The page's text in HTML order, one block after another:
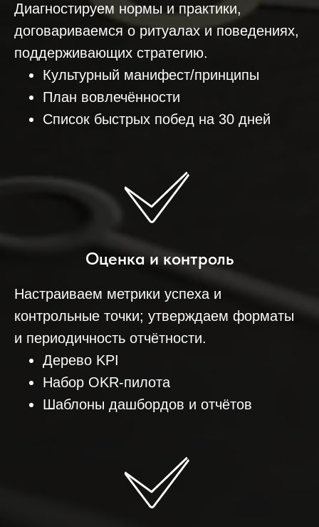
Диагностируем нормы и практики,
договариваемся о ритуалах и поведениях,
поддерживающих стратегию.
Культурный манифест/принципы
План вовлечённости
Список быстрых побед на 30 дней
Оценка и контроль
Настраиваем метрики успеха и
контрольные точки; утверждаем форматы
и периодичность отчётности.
Дерево KPI
Набор OKR‑пилота
Шаблоны дашбордов и отчётов